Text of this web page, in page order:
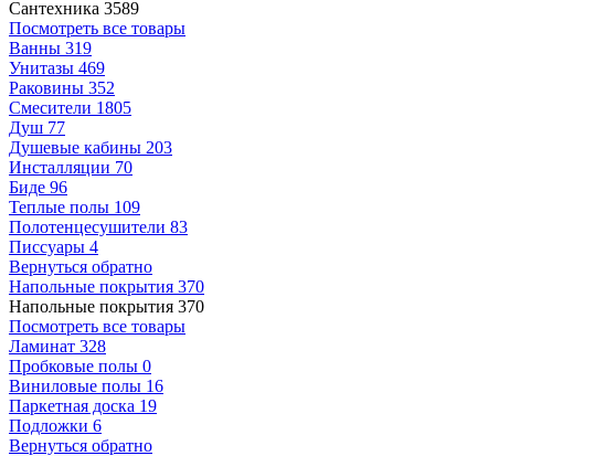
Сантехника 3589
Посмотреть все товары
Ванны 319
Унитазы 469
Раковины 352
Смесители 1805
Душ 77
Душевые кабины 203
Инсталляции 70
Биде 96
Теплые полы 109
Полотенцесушители 83
Писсуары 4
Вернуться обратно
Напольные покрытия 370
Напольные покрытия 370
Посмотреть все товары
Ламинат 328
Пробковые полы 0
Виниловые полы 16
Паркетная доска 19
Подложки 6
Вернуться обратно